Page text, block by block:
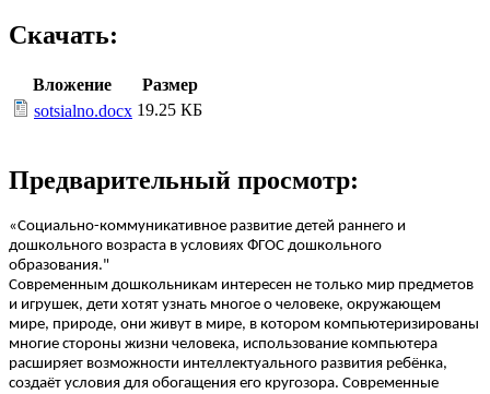
Скачать:
Вложение
Размер
sotsialno.docx 19.25 КБ
Предварительный просмотр:
«Социально-коммуникативное развитие детей раннего и
дошкольного возраста в условиях ФГОС дошкольного
образования."
Современным дошкольникам интересен не только мир предметов
и игрушек, дети хотят узнать многое о человеке, окружающем
мире, природе, они живут в мире, в котором компьютеризированы
многие стороны жизни человека, использование компьютера
расширяет возможности интеллектуального развития ребёнка,
создаёт условия для обогащения его кругозора. Современные